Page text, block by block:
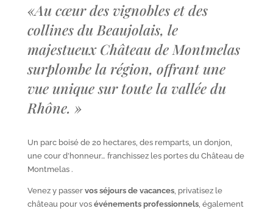
«Au cœur des vignobles et des
collines du Beaujolais, le
majestueux Château de Montmelas
surplombe la région, offrant une
vue unique sur toute la vallée du
Rhône. »
Un parc boisé de 20 hectares, des remparts, un donjon,
une cour d’honneur… franchissez les portes du Château de
Montmelas .
Venez y passer vos séjours de vacances, privatisez le
château pour vos événements professionnels, également